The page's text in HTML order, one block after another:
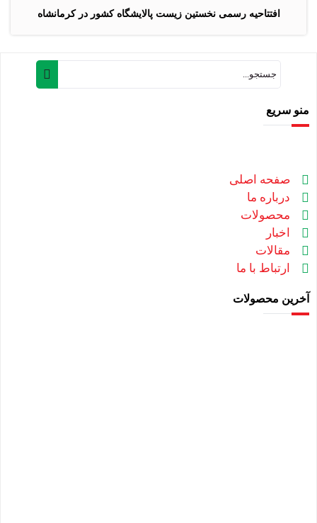
افتتاحیه رسمی نخستین زیست پالایشگاه کشور در کرمانشاه
منو سریع
صفحه اصلی
درباره ما
محصولات
اخبار
مقالات
ارتباط با ما
آخرین محصولات